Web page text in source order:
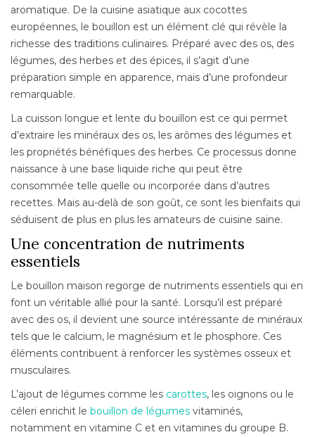
aromatique. De la cuisine asiatique aux cocottes
européennes, le bouillon est un élément clé qui révèle la
richesse des traditions culinaires. Préparé avec des os, des
légumes, des herbes et des épices, il s’agit d’une
préparation simple en apparence, mais d’une profondeur
remarquable.
La cuisson longue et lente du bouillon est ce qui permet
d’extraire les minéraux des os, les arômes des légumes et
les propriétés bénéfiques des herbes. Ce processus donne
naissance à une base liquide riche qui peut être
consommée telle quelle ou incorporée dans d’autres
recettes. Mais au-delà de son goût, ce sont les bienfaits qui
séduisent de plus en plus les amateurs de cuisine saine.
Une concentration de nutriments
essentiels
Le bouillon maison regorge de nutriments essentiels qui en
font un véritable allié pour la santé. Lorsqu’il est préparé
avec des os, il devient une source intéressante de minéraux
tels que le calcium, le magnésium et le phosphore. Ces
éléments contribuent à renforcer les systèmes osseux et
musculaires.
L’ajout de légumes comme les carottes, les oignons ou le
céleri enrichit le bouillon de légumes vitaminés,
notamment en vitamine C et en vitamines du groupe B.